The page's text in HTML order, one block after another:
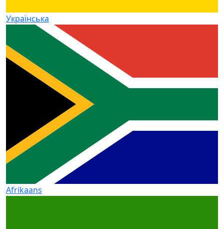
Українська
Afrikaans